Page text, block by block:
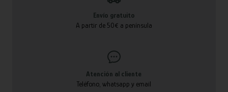
Envío gratuito
A partir de 50€ a península
Atención al cliente
Teléfono, whatsapp y email